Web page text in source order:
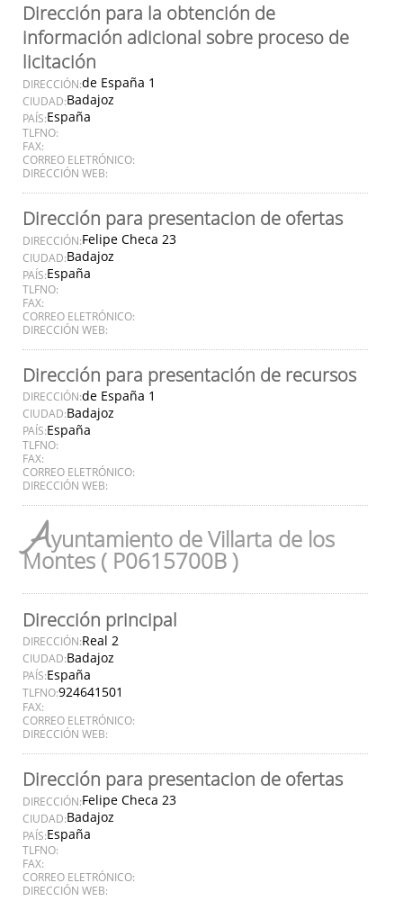
Dirección para la obtención de
información adicional sobre proceso de
licitación
DIRECCIÓN:de España 1
CIUDAD:Badajoz
PAÍS:España
TLFNO:
FAX:
CORREO ELETRÓNICO:
DIRECCIÓN WEB:
Dirección para presentacion de ofertas
DIRECCIÓN:Felipe Checa 23
CIUDAD:Badajoz
PAÍS:España
TLFNO:
FAX:
CORREO ELETRÓNICO:
DIRECCIÓN WEB:
Dirección para presentación de recursos
DIRECCIÓN:de España 1
CIUDAD:Badajoz
PAÍS:España
TLFNO:
FAX:
CORREO ELETRÓNICO:
DIRECCIÓN WEB:
Ayuntamiento de Villarta de los
Montes ( P0615700B )
Dirección principal
DIRECCIÓN:Real 2
CIUDAD:Badajoz
PAÍS:España
TLFNO:924641501
FAX:
CORREO ELETRÓNICO:
DIRECCIÓN WEB:
Dirección para presentacion de ofertas
DIRECCIÓN:Felipe Checa 23
CIUDAD:Badajoz
PAÍS:España
TLFNO:
FAX:
CORREO ELETRÓNICO:
DIRECCIÓN WEB: